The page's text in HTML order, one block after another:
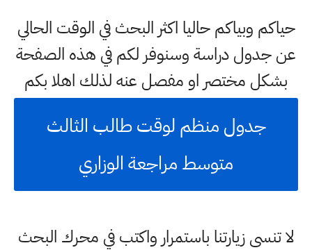
حياكم وبياكم حاليا اكثر البحث في الوقت الحالي
عن جدول دراسة وسنوفر لكم في هذه الصفحة
بشكل مختصر او مفصل عنه لذلك اهلا بكم
جدول منظم لوقت طالب الثالث
متوسط مراجعة الوزاري
لا تنسى زيارتنا باستمرار واكتب في محرك البحث